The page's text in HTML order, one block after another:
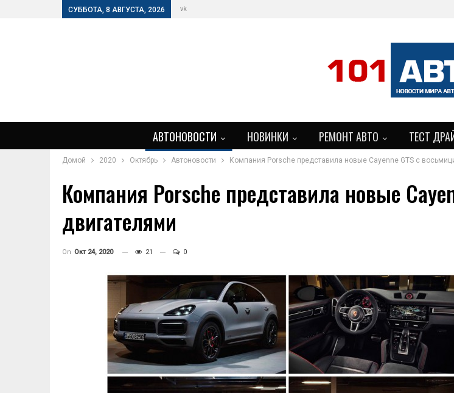
СУББОТА, 8 АВГУСТА, 2026 vk
АВТОНОВОСТИ НОВИНКИ РЕМОНТ АВТО ТЕСТ
БОЛЬШЕ
Домой 2020 Октябрь Автоновости Компания Porsche представила новые Cayenne GTS с
Компания Porsche представила новые
двигателями
On Окт 24, 2020 21 0